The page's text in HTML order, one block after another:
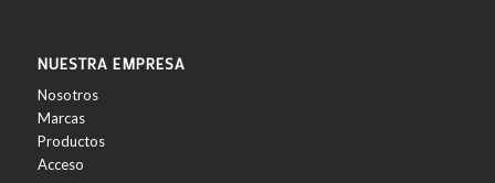
NUESTRA EMPRESA
Nosotros
Marcas
Productos
Acceso